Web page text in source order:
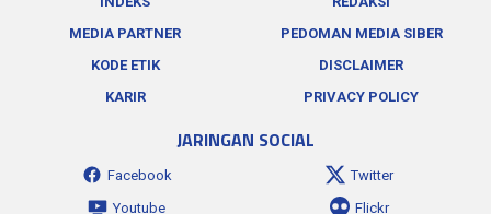
MEDIA PARTNER
PEDOMAN MEDIA SIBER
KODE ETIK
DISCLAIMER
KARIR
PRIVACY POLICY
JARINGAN SOCIAL
Facebook
Twitter
Youtube
Flickr